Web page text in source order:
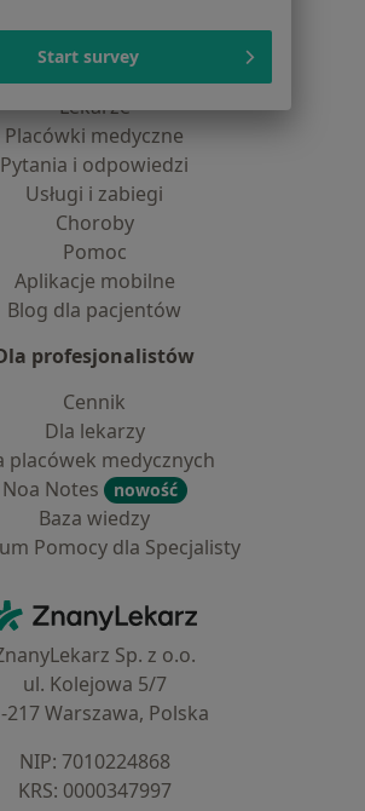
Dla pacjentów
Lekarze
Placówki medyczne
Pytania i odpowiedzi
Usługi i zabiegi
Choroby
Pomoc
Aplikacje mobilne
Blog dla pacjentów
profesjonalistów
Cennik
Dla lekarzy
placówek medycznych
Noa Notes
nowość
Baza wiedzy
Pomocy dla Specjalisty
ZnanyLekarz - Strona główna
Sp. z o.o.
ul. Kolejowa 5/7
217 Warszawa, Polska
NIP: ⁠7010224868
KRS: ⁠0000347997
Start survey